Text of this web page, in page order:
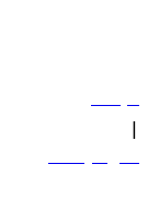
سياساتنا
|
الشروط والأحكام